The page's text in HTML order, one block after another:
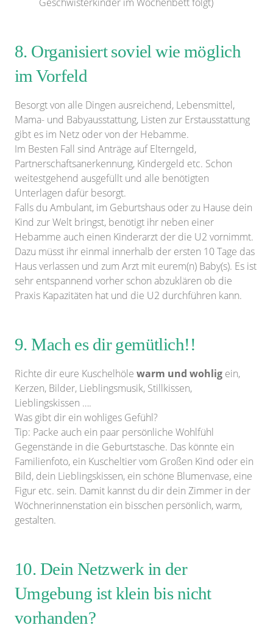
8. Organisiert soviel wie möglich
im Vorfeld
Besorgt von alle Dingen ausreichend, Lebensmittel,
Mama- und Babyausstattung, Listen zur Erstausstattung
gibt es im Netz oder von der Hebamme.
Im Besten Fall sind Anträge auf Elterngeld,
Partnerschaftsanerkennung, Kindergeld etc. Schon
weitestgehend ausgefüllt und alle benötigten
Unterlagen dafür besorgt.
Falls du Ambulant, im Geburtshaus oder zu Hause dein
Kind zur Welt bringst, benötigt ihr neben einer
Hebamme auch einen Kinderarzt der die U2 vornimmt.
Dazu müsst ihr einmal innerhalb der ersten 10 Tage das
Haus verlassen und zum Arzt mit eurem(n) Baby(s). Es ist
sehr entspannend vorher schon abzuklären ob die
Praxis Kapazitäten hat und die U2 durchführen kann.
9. Mach es dir gemütlich!!
Richte dir eure Kuschelhöle warm und wohlig ein,
Kerzen, Bilder, Lieblingsmusik, Stillkissen,
Lieblingskissen ….
Was gibt dir ein wohliges Gefühl?
Tip: Packe auch ein paar persönliche Wohlfühl
Gegenstände in die Geburtstasche. Das könnte ein
Familienfoto, ein Kuscheltier vom Großen Kind oder ein
Bild, dein Lieblingskissen, ein schöne Blumenvase, eine
Figur etc. sein. Damit kannst du dir dein Zimmer in der
Wöchnerinnenstation ein bisschen persönlich, warm,
gestalten.
10. Dein Netzwerk in der
Umgebung ist klein bis nicht
vorhanden?